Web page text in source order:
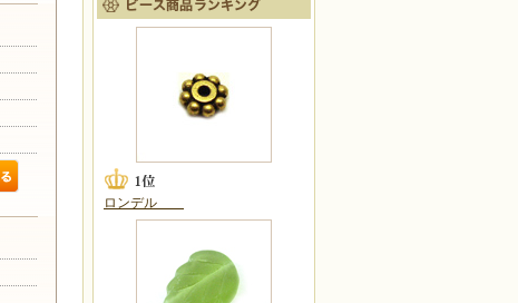
ロンデル